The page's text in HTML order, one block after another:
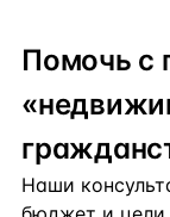
Помочь с
Наши